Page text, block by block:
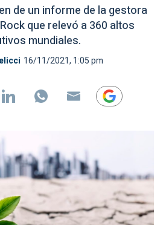
de un informe de la gestora
que relevó a 360 altos
mundiales.
16/11/2021, 1:05 pm